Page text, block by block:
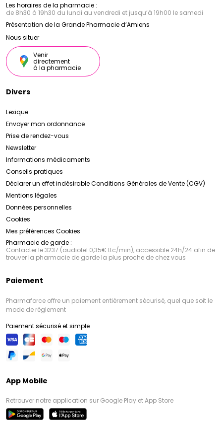
Les horaires de la pharmacie :
de 8h30 à 19h30 du lundi au vendredi et jusqu’à 19h00 le samedi
Présentation de la Grande Pharmacie d’Amiens
Nous situer
Venir
directement
à la pharmacie
Divers
Lexique
Envoyer mon ordonnance
Prise de rendez-vous
Newsletter
Informations médicaments
Conseils pratiques
Déclarer un effet indésirableConditions Générales de Vente (CGV)
Mentions légales
Données personnelles
Cookies
Mes préférences Cookies
Pharmacie de garde :
Contacter le 3237 (audiotel 0,35€ ttc/min), accessible 24h/24 afin de
trouver la pharmacie de garde la plus proche de chez vous
Paiement
Pharmaforce offre un paiement entièrement sécurisé, quel que soit le
mode de règlement
Paiement sécurisé et simple
App Mobile
Retrouver notre application sur Google Play et App Store